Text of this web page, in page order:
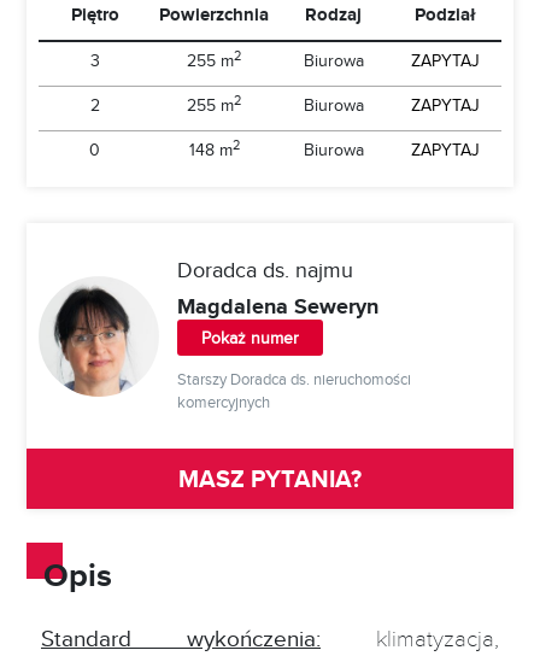
Piętro Powierzchnia Rodzaj Podział
3 255 m2 Biurowa
ZAPYTAJ
2
255 m2 Biurowa
ZAPYTAJ
0
148 m2 Biurowa ZAPYTAJ
Doradca ds. najmu
Magdalena Seweryn
Pokaż numer
Starszy Doradca ds. nieruchomości
komercyjnych
MASZ PYTANIA?
Opis
Standard wykończenia: klimatyzacja,